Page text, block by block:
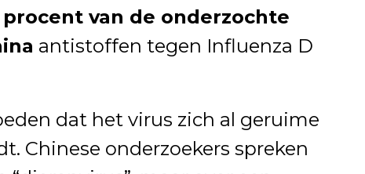
procent van de onderzochte
antistoffen tegen Influenza D
dat het virus zich al geruime
Chinese onderzoekers spreken